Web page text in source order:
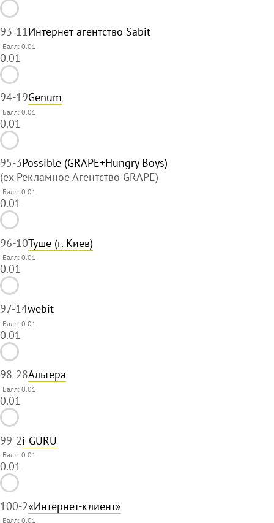
93-11Интернет-агентство Sabit
Балл: 0.01
0.01
94-19Genum
Балл: 0.01
0.01
95-3Possible (GRAPE+Hungry Boys)
(ex Рекламное Агентство GRAPE)
Балл: 0.01
0.01
96-10Туше (г. Киев)
Балл: 0.01
0.01
97-14webit
Балл: 0.01
0.01
98-28Альтера
Балл: 0.01
0.01
99-2i-GURU
Балл: 0.01
0.01
100-2«Интернет-клиент»
Балл: 0.01